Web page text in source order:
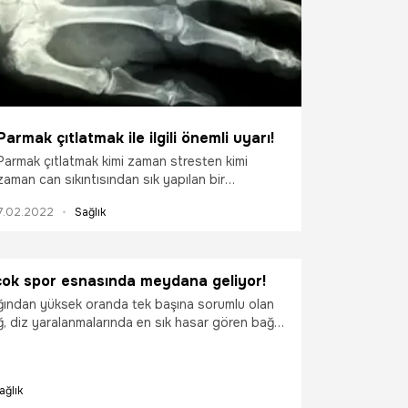
çıtlatmak ile ilgili önemli uyarı!
çıtlatmak kimi zaman stresten kimi
can sıkıntısından sık yapılan bir
(kireçlenmeye) neden olmayacağını
aldığında bağlarda gevşeme nedeniyle elin tutma
azalma meydana gelebilir” dedi.
Sağlık
spor esnasında meydana geliyor!
yüksek oranda tek başına sorumlu olan
diz yaralanmalarında en sık hasar gören bağ
başarı oranının yüzde 90’larda